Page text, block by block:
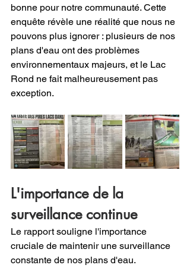
bonne pour notre communauté. Cette
enquête révèle une réalité que nous ne
pouvons plus ignorer : plusieurs de nos
plans d'eau ont des problèmes
environnementaux majeurs, et le Lac
Rond ne fait malheureusement pas
exception.
L'importance de la
surveillance continue
Le rapport souligne l'importance
cruciale de maintenir une surveillance
constante de nos plans d'eau.